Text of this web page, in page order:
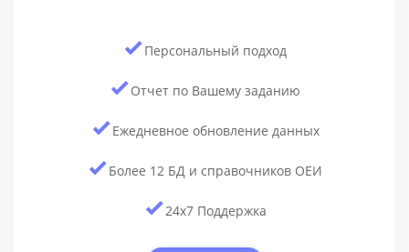
Персональный подход
Отчет по Вашему заданию
Ежедневное обновление данных
Более 12 БД и cправочников ОЕИ
24x7 Поддержка